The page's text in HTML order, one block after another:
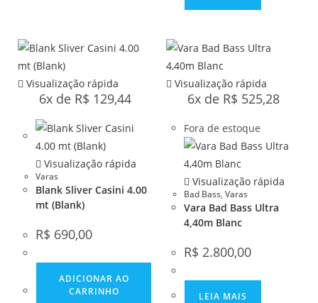
Visualização rápida
6x de R$ 129,44
Visualização rápida
Varas
Blank Sliver Casini 4.00
mt (Blank)
R$ 690,00
ADICIONAR AO
CARRINHO
Visualização rápida
6x de R$ 525,28
Fora de estoque
Visualização rápida
Bad Bass, Varas
Vara Bad Bass Ultra
4,40m Blanc
R$ 2.800,00
LEIA MAIS